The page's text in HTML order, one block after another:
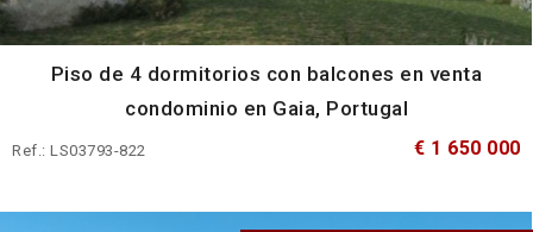
Piso de 4 dormitorios con balcones en venta
condominio en Gaia, Portugal
Ref.: LS03793-822 € 1 650 000